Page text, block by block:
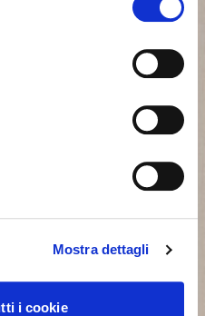
Mostra dettagli
i cookie
le site Calligaris pour
au site en États-Unis ?
Fermer
sensible à la casse.